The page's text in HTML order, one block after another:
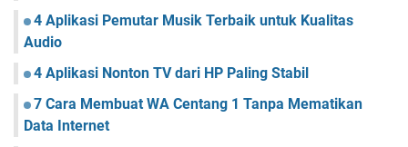
4 Aplikasi Pemutar Musik Terbaik untuk Kualitas
Audio
4 Aplikasi Nonton TV dari HP Paling Stabil
7 Cara Membuat WA Centang 1 Tanpa Mematikan
Data Internet